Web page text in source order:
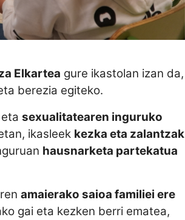
Elkartea gure ikastolan izan da,
berezia egiteko.
sexualitatearen inguruko
ikasleek kezka eta zalantzak
hausnarketa partekatua
amaierako saioa familiei ere
gai eta kezken berri ematea,